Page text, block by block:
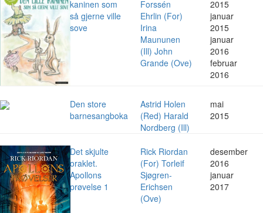
kaninen som
så gjerne ville
sove
Forssén
Ehrlin (For)
Irina
Maununen
(Ill) John
Grande (Ove)
2015
januar
2015
januar
2016
februar
2016
Den store
barnesangboka
Astrid Holen
(Red) Harald
Nordberg (Ill)
mai
2015
Det skjulte
oraklet.
Apollons
prøvelse 1
Rick Riordan
(For) Torleif
Sjøgren-
Erichsen
(Ove)
desember
2016
januar
2017